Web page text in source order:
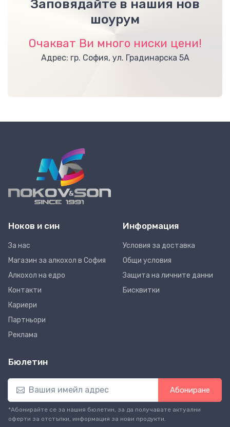
Заповядайте в нашия нов
шоурум
Очакват Ви много ниски цени!
Адрес: гр. София, ул. Градинарска 5А
Ноков и син
За нас
Магазин за алкохол в София
Алкохол на едро
Контакти
Кариери
Партньори
Реклама
Информация
Условия за доставка
Общи условия
Защита на личните данни
Бисквитки
Бюлетин
Абониране
*Абонирайте се за нашия бюлетин, за да получавате актуални
оферти за отстъпки, информация за нови продукти.